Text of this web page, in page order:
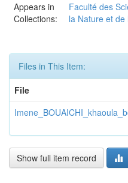
Appears in
Collections:
Faculté des
la Nature et de
Files in This Item:
File
Show full item record